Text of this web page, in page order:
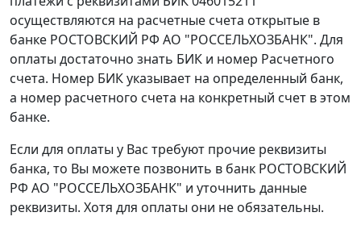
осуществляются на расчетные счета открытые в
банке РОСТОВСКИЙ РФ АО "РОССЕЛЬХОЗБАНК". Для
оплаты достаточно знать БИК и номер Расчетного
счета. Номер БИК указывает на определенный банк,
а номер расчетного счета на конкретный счет в этом
банке.
Если для оплаты у Вас требуют прочие реквизиты
банка, то Вы можете позвонить в банк РОСТОВСКИЙ
РФ АО "РОССЕЛЬХОЗБАНК" и уточнить данные
реквизиты. Хотя для оплаты они не обязательны.